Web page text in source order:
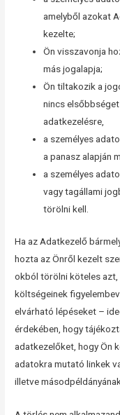
amelyből azokat
kezelte;
Ön visszavonja
más jogalapja;
Ön tiltakozik a
nincs
adatkezelésre,
a személyes
a panasz alapján
a személyes
vagy tagállami
törölni kell.
Ha az Adatkezelő
hozta az Önről kezelt
okból törölni köteles azt,
költségeinek
elvárható lépéseket –
érdekében, hogy
adatkezelőket, hogy Ön
adatokra mutató linkek
illetve